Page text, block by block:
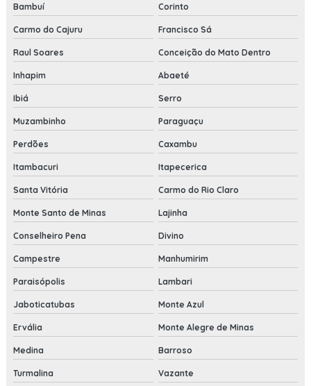
Bambuí Corinto
Carmo do Cajuru Francisco Sá
Raul Soares Conceição do Mato Dentro
Inhapim Abaeté
Ibiá Serro
Muzambinho Paraguaçu
Perdões Caxambu
Itambacuri Itapecerica
Santa Vitória Carmo do Rio Claro
Monte Santo de Minas Lajinha
Conselheiro Pena Divino
Campestre Manhumirim
Paraisópolis Lambari
Jaboticatubas Monte Azul
Ervália Monte Alegre de Minas
Medina Barroso
Turmalina Vazante